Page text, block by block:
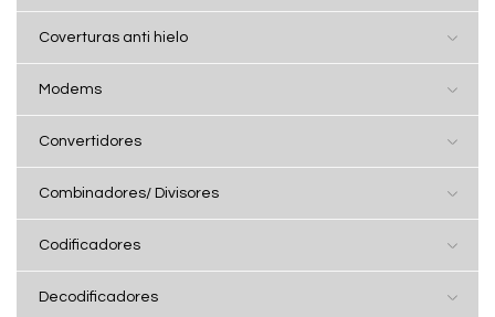
Coverturas anti hielo
Modems
Convertidores
Combinadores/ Divisores
Codificadores
Decodificadores